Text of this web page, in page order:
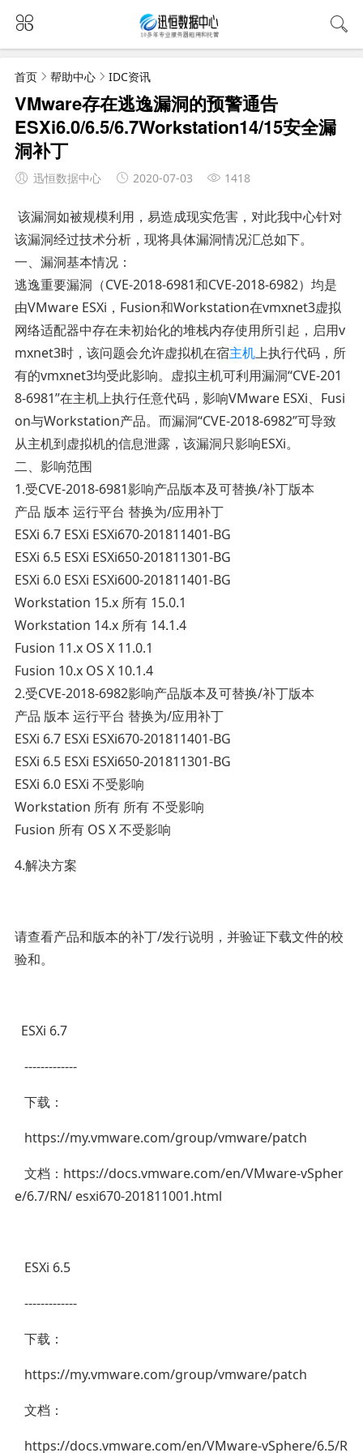
首页 帮助中心 IDC资讯
VMware存在逃逸漏洞的预警通告
ESXi6.0/6.5/6.7Workstation14/15安全漏
洞补丁
迅恒数据中心 2020-07-03 1418
该漏洞如被规模利用，易造成现实危害，对此我中心针对
该漏洞经过技术分析，现将具体漏洞情况汇总如下。
一、漏洞基本情况：
逃逸重要漏洞（CVE-2018-6981和CVE-2018-6982）均是
由VMware ESXi，Fusion和Workstation在vmxnet3虚拟
网络适配器中存在未初始化的堆栈内存使用所引起，启用v
mxnet3时，该问题会允许虚拟机在宿主机上执行代码，所
有的vmxnet3均受此影响。虚拟主机可利用漏洞“CVE-201
8-6981”在主机上执行任意代码，影响VMware ESXi、Fusi
on与Workstation产品。而漏洞“CVE-2018-6982”可导致
从主机到虚拟机的信息泄露，该漏洞只影响ESXi。
二、影响范围
1.受CVE-2018-6981影响产品版本及可替换/补丁版本
产品 版本 运行平台 替换为/应用补丁
ESXi 6.7 ESXi ESXi670-201811401-BG
ESXi 6.5 ESXi ESXi650-201811301-BG
ESXi 6.0 ESXi ESXi600-201811401-BG
Workstation 15.x 所有 15.0.1
Workstation 14.x 所有 14.1.4
Fusion 11.x OS X 11.0.1
Fusion 10.x OS X 10.1.4
2.受CVE-2018-6982影响产品版本及可替换/补丁版本
产品 版本 运行平台 替换为/应用补丁
ESXi 6.7 ESXi ESXi670-201811401-BG
ESXi 6.5 ESXi ESXi650-201811301-BG
ESXi 6.0 ESXi 不受影响
Workstation 所有 所有 不受影响
Fusion 所有 OS X 不受影响
4.解决方案
请查看产品和版本的补丁/发行说明，并验证下载文件的校
验和。
ESXi 6.7
-------------
下载：
https://my.vmware.com/group/vmware/patch
文档：https://docs.vmware.com/en/VMware-vSpher
e/6.7/RN/ esxi670-201811001.html
ESXi 6.5
-------------
下载：
https://my.vmware.com/group/vmware/patch
文档：
https://docs.vmware.com/en/VMware-vSphere/6.5/R